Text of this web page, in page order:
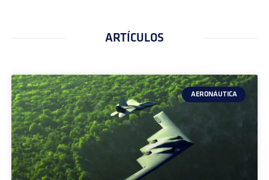
ARTÍCULOS
AERONÁUTICA